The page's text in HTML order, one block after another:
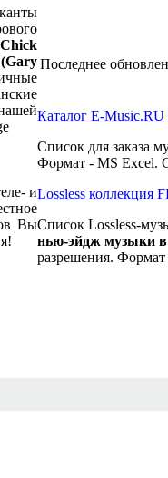
и
Вы
Последнее
Каталог E-Music.RU
Список для заказа
Формат - MS Excel.
Lossless коллекция
Список Lossless-
нью-эйдж музыки
разрешения.